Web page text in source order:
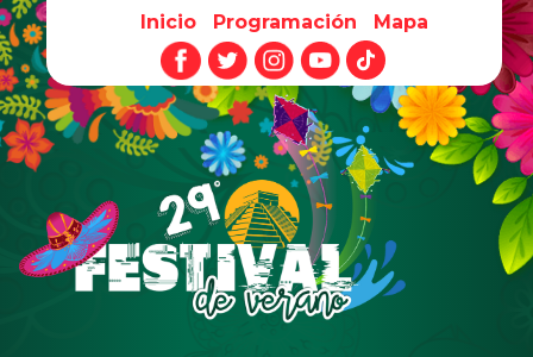
Pasar al contenido principal
Inicio Programación Mapa